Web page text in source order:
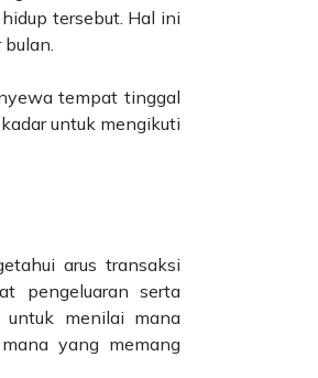
tersebut. Hal ini
tempat tinggal
untuk mengikuti
arus transaksi
pengeluaran serta
menilai mana
yang memang